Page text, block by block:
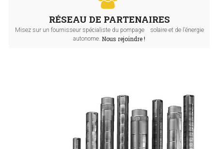
RÉSEAU DE PARTENAIRES
Misez sur un fournisseur spécialiste du pompage solaire et de l’énergie
autonome. Nous rejoindre !